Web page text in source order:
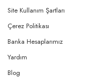
Site Kullanım Şartları
Çerez Politikası
Banka Hesaplarımız
Yardım
Blog